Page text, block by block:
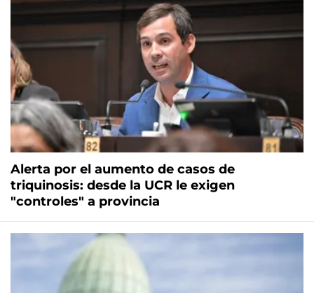
Alerta por el aumento de casos de
triquinosis: desde la UCR le exigen
"controles" a provincia